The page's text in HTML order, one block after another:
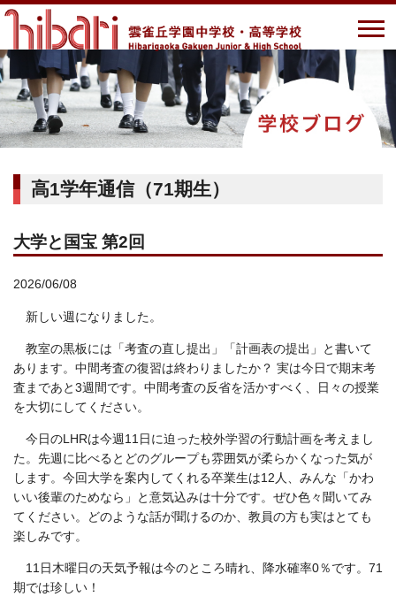
高1学年通信（71期生）
大学と国宝 第2回
2026/06/08
新しい週になりました。
教室の黒板には「考査の直し提出」「計画表の提出」と書いて
あります。中間考査の復習は終わりましたか？ 実は今日で期末考
査まであと3週間です。中間考査の反省を活かすべく、日々の授業
を大切にしてください。
今日のLHRは今週11日に迫った校外学習の行動計画を考えまし
た。先週に比べるとどのグループも雰囲気が柔らかくなった気が
します。今回大学を案内してくれる卒業生は12人、みんな「かわ
いい後輩のためなら」と意気込みは十分です。ぜひ色々聞いてみ
てください。どのような話が聞けるのか、教員の方も実はとても
楽しみです。
11日木曜日の天気予報は今のところ晴れ、降水確率0％です。71
期では珍しい！